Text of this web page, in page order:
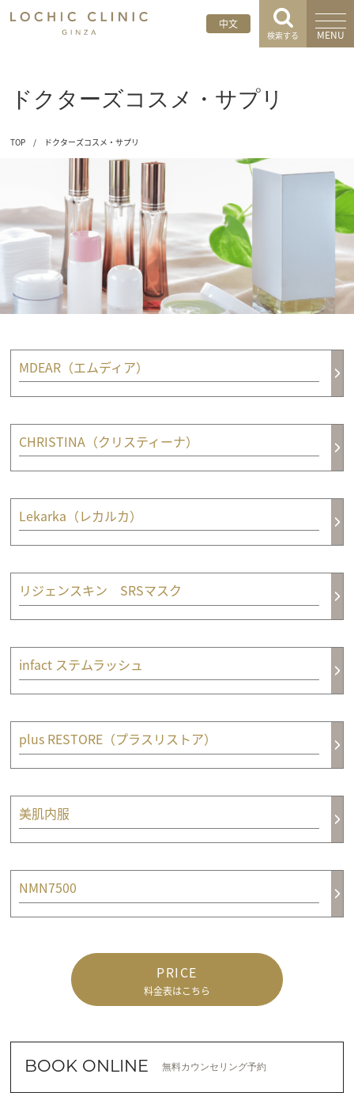
中文
検索する MENU
ドクターズコスメ・サプリ
TOP / ドクターズコスメ・サプリ
MDEAR（エムディア）
CHRISTINA（クリスティーナ）
Lekarka（レカルカ）
リジェンスキン SRSマスク
infact ステムラッシュ
plus RESTORE（プラスリストア）
美肌内服
NMN7500
PRICE
料金表はこちら
BOOK ONLINE 無料カウンセリング予約